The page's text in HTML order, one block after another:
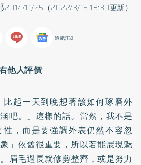
2014/11/25（2022/3/15 18:30更新）
追蹤訂閱
他人評價
起一天到晚想著該如何琢磨外
吧。」這樣的話。當然，我不是
，而是要強調外表仍然不容忽
」依舊很重要，所以若能展現魅
眉毛過長就修剪整齊，或是努力